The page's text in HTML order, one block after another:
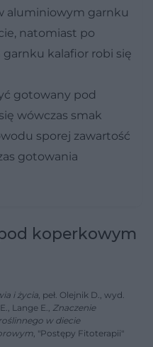
aluminiowym garnku
natomiast po
kalafior robi się
gotowany pod
wówczas smak
sporej zawartość
gotowania
koperkowym
i życia, peł. Olejnik D., wyd.
Lange E., Znaczenie
w diecie
, "Postępy Fitoterapii"